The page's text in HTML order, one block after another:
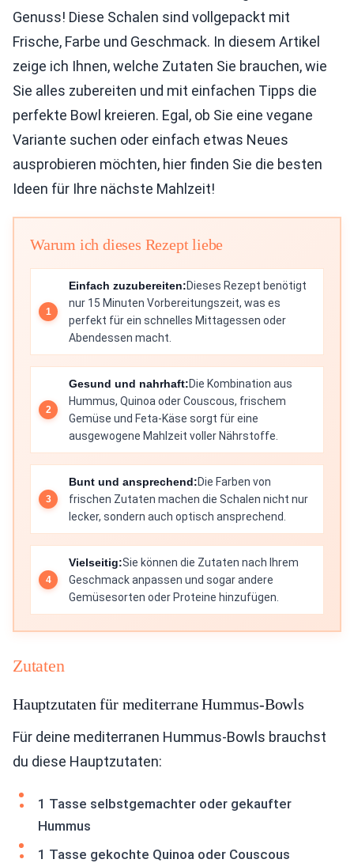
Genuss! Diese Schalen sind vollgepackt mit
Frische, Farbe und Geschmack. In diesem Artikel
zeige ich Ihnen, welche Zutaten Sie brauchen, wie
Sie alles zubereiten und mit einfachen Tipps die
perfekte Bowl kreieren. Egal, ob Sie eine vegane
Variante suchen oder einfach etwas Neues
ausprobieren möchten, hier finden Sie die besten
Ideen für Ihre nächste Mahlzeit!
Warum ich dieses Rezept liebe
Einfach zuzubereiten:Dieses Rezept benötigt
nur 15 Minuten Vorbereitungszeit, was es
perfekt für ein schnelles Mittagessen oder
Abendessen macht.
Gesund und nahrhaft:Die Kombination aus
Hummus, Quinoa oder Couscous, frischem
Gemüse und Feta-Käse sorgt für eine
ausgewogene Mahlzeit voller Nährstoffe.
Bunt und ansprechend:Die Farben von
frischen Zutaten machen die Schalen nicht nur
lecker, sondern auch optisch ansprechend.
Vielseitig:Sie können die Zutaten nach Ihrem
Geschmack anpassen und sogar andere
Gemüsesorten oder Proteine hinzufügen.
Zutaten
Hauptzutaten für mediterrane Hummus-Bowls
Für deine mediterranen Hummus-Bowls brauchst
du diese Hauptzutaten:
1 Tasse selbstgemachter oder gekaufter
Hummus
1 Tasse gekochte Quinoa oder Couscous